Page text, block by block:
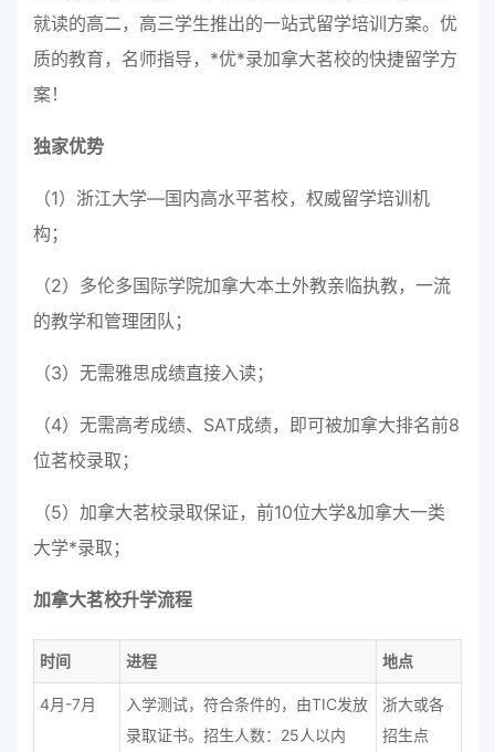
就读的高二，高三学生推出的一站式留学培训方案。优
质的教育，名师指导，*优*录加拿大茗校的快捷留学方
案！
独家优势
（1）浙江大学—国内高水平茗校，权威留学培训机
构；
（2）多伦多国际学院加拿大本土外教亲临执教，一流
的教学和管理团队；
（3）无需雅思成绩直接入读；
（4）无需高考成绩、SAT成绩，即可被加拿大排名前8
位茗校录取；
（5）加拿大茗校录取保证，前10位大学&加拿大一类
大学*录取；
加拿大茗校升学流程
时间 进程 地点
4月-7月
入学测试，符合条件的，由TIC发放
录取证书。招生人数：25人以内
浙大或各
招生点